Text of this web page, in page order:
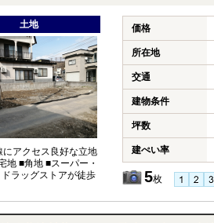
土地
にアクセス良好な立地
地 ■角地 ■スーパー・
ラッグストアが徒歩
価格
所在地
交通
建物条件
坪数
建ぺい率
5枚